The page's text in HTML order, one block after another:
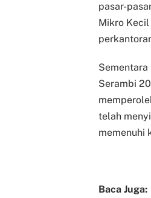
pasar-
Mikro
Sementara
Serambi
telah
memenuhi
Baca Juga: